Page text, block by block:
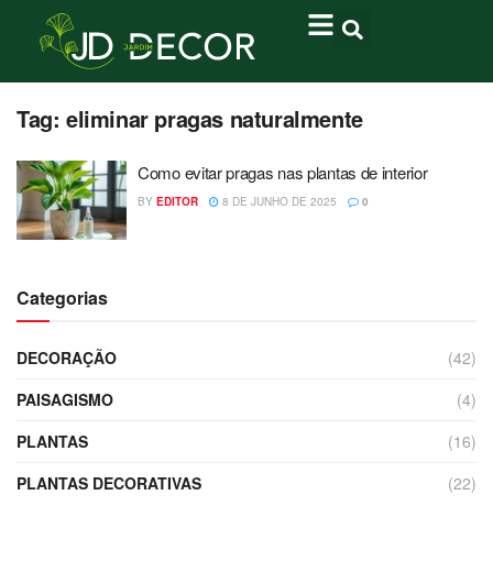
Tag: eliminar pragas naturalmente
Como evitar pragas nas plantas de interior
BY EDITOR 8 DE JUNHO DE 2025 0
Categorias
DECORAÇÃO
(42)
PAISAGISMO
(4)
PLANTAS
(16)
PLANTAS DECORATIVAS
(22)